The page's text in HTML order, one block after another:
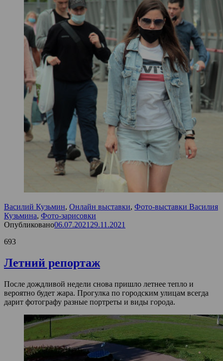
Василий Кузьмин, Онлайн выставки, Фото-выставки Василия
Кузьмина, Фото-зарисовки
Опубликовано06.07.2021 29.11.2021
693
Летний репортаж
После дождливой недели снова пришло летнее тепло и
вероятно будет жара. Прогулка по городским улицам всегда
дарит фотографу разные портреты и виды города.